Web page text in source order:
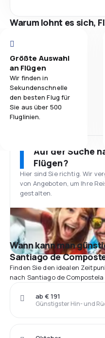
Warum lohnt es sich,
Größte Auswahl
an Flügen
Wir finden in
Sekundenschnelle
den besten Flug für
Sie aus über 500
Fluglinien.
Auf der Suche
Flügen?
Hier sind Sie richtig. Wir
von Angeboten, um Ihre
gestalten.
Wann kann man
Santiago de
Finden Sie den idealen
nach Santiago de
Günstigster Hin- und
ab € 191